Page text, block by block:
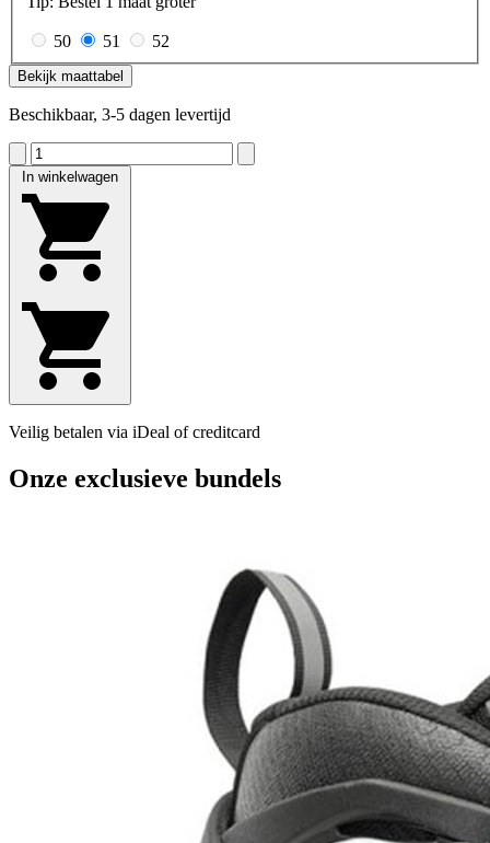
50 51 52
Bekijk maattabel
Beschikbaar, 3-5 dagen levertijd
In winkelwagen
Veilig betalen via iDeal of creditcard
Onze exclusieve bundels